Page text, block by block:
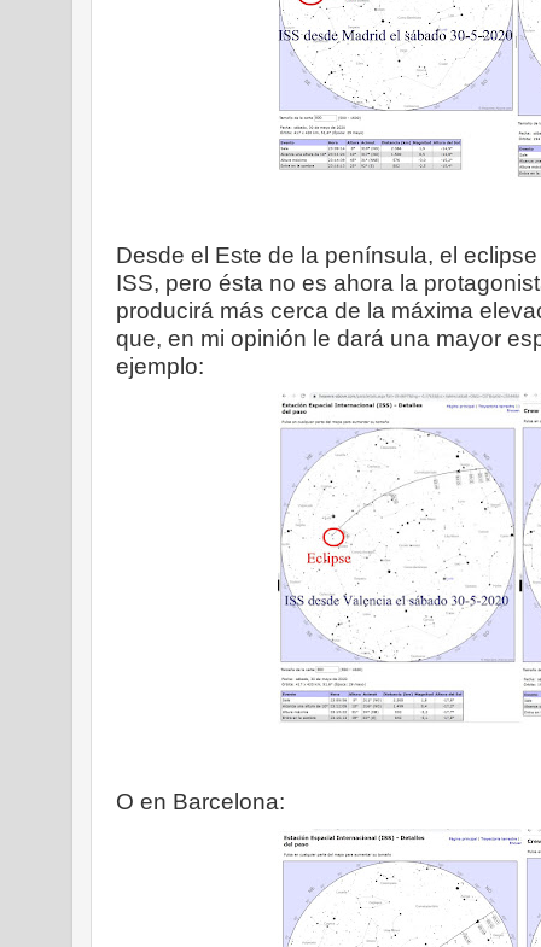
Desde el Este de la península, el
ISS, pero ésta no es ahora la
producirá más cerca de la máxima
que, en mi opinión le dará una mayor
ejemplo:
O en Barcelona: